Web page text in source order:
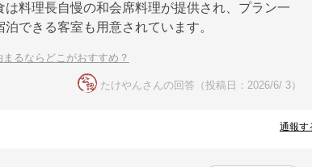
料理長自慢の和会席料理が提供され、プラン一
できる客室も用意されています。
るならどこがおすすめ？
たけやんさんの回答（投稿日：2026/6/ 3）
通報す